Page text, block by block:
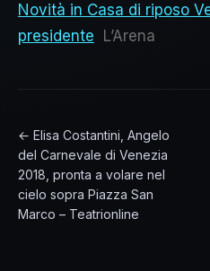
Novità in Casa di riposo
presidente
L’Arena
← Elisa Costantini, Angelo
del Carnevale di Venezia
2018, pronta a volare nel
cielo sopra Piazza San
Marco – Teatrionline